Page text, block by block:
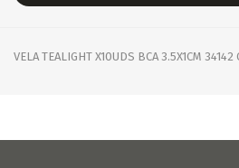
VELA TEALIGHT X10UDS BCA 3.5X1CM 34142